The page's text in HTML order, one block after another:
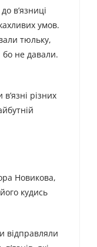
в’язниці
умов.
тюльку,
бо не давали.
різних
Новикова,
кудись
відправляли